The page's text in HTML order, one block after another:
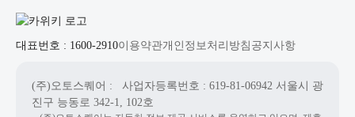
대표번호 : 1600-2910이용약관개인정보처리방침 공지사항
(주)오토스퀘어 : 사업자등록번호 : 619-81-06942 서울시 광
진구 능동로 342-1, 102호